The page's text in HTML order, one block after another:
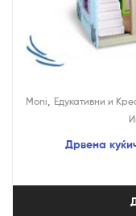
Moni Едукативни и
Дрвена